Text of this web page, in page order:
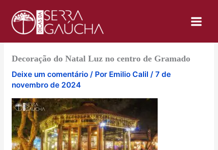
para
conteúdo
Decoração do Natal Luz no centro de Gramado
Deixe um comentário / Por Emilio Calil / 7 de
novembro de 2024